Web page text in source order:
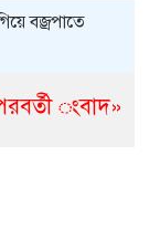
বজ্রপাতে
ংবাদ»